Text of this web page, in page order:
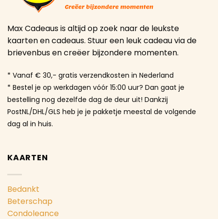
Max Cadeaus is altijd op zoek naar de leukste
kaarten en cadeaus. Stuur een leuk cadeau via de
brievenbus en creëer bijzondere momenten.
* Vanaf € 30,- gratis verzendkosten in Nederland
* Bestel je op werkdagen vóór 15:00 uur? Dan gaat je
bestelling nog dezelfde dag de deur uit! Dankzij
PostNL/DHL/GLS heb je je pakketje meestal de volgende
dag al in huis.
KAARTEN
Bedankt
Beterschap
Condoleance